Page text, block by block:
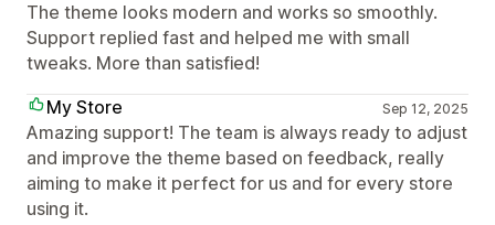
The theme looks modern and works so smoothly.
Support replied fast and helped me with small
tweaks. More than satisfied!
My Store
Sep 12, 2025
Amazing support! The team is always ready to adjust
and improve the theme based on feedback, really
aiming to make it perfect for us and for every store
using it.